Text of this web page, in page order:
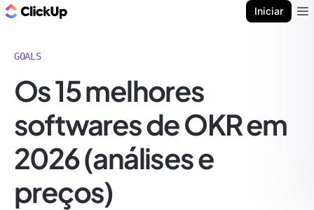
Iniciar
GOALS
Os 15 melhores
softwares de OKR em
2026 (análises e
preços)